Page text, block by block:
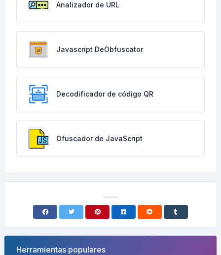
Analizador de URL
Javascript DeObfuscator
Decodificador de código QR
Ofuscador de JavaScript
Herramientas populares